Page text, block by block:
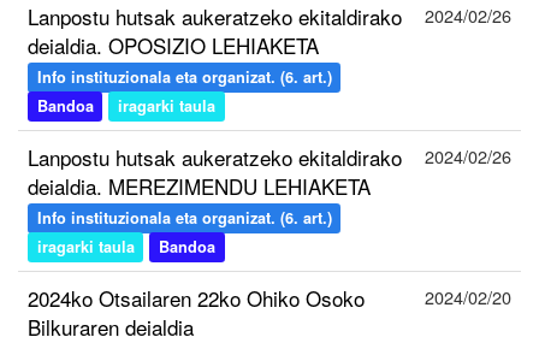
Lanpostu hutsak aukeratzeko ekitaldirako
deialdia. OPOSIZIO LEHIAKETA
Info instituzionala eta organizat. (6. art.)
Bandoa
iragarki taula
2024/02/26
Lanpostu hutsak aukeratzeko ekitaldirako
deialdia. MEREZIMENDU LEHIAKETA
Info instituzionala eta organizat. (6. art.)
iragarki taula
Bandoa
2024/02/26
2024ko Otsailaren 22ko Ohiko Osoko
Bilkuraren deialdia
2024/02/20